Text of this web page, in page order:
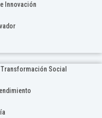
Innovación
Social